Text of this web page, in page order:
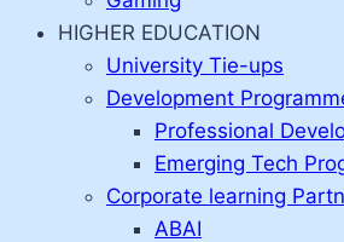
HIGHER EDUCATION
University Tie-ups
Development
Professional
Emerging Tech
Corporate learning
ABAI